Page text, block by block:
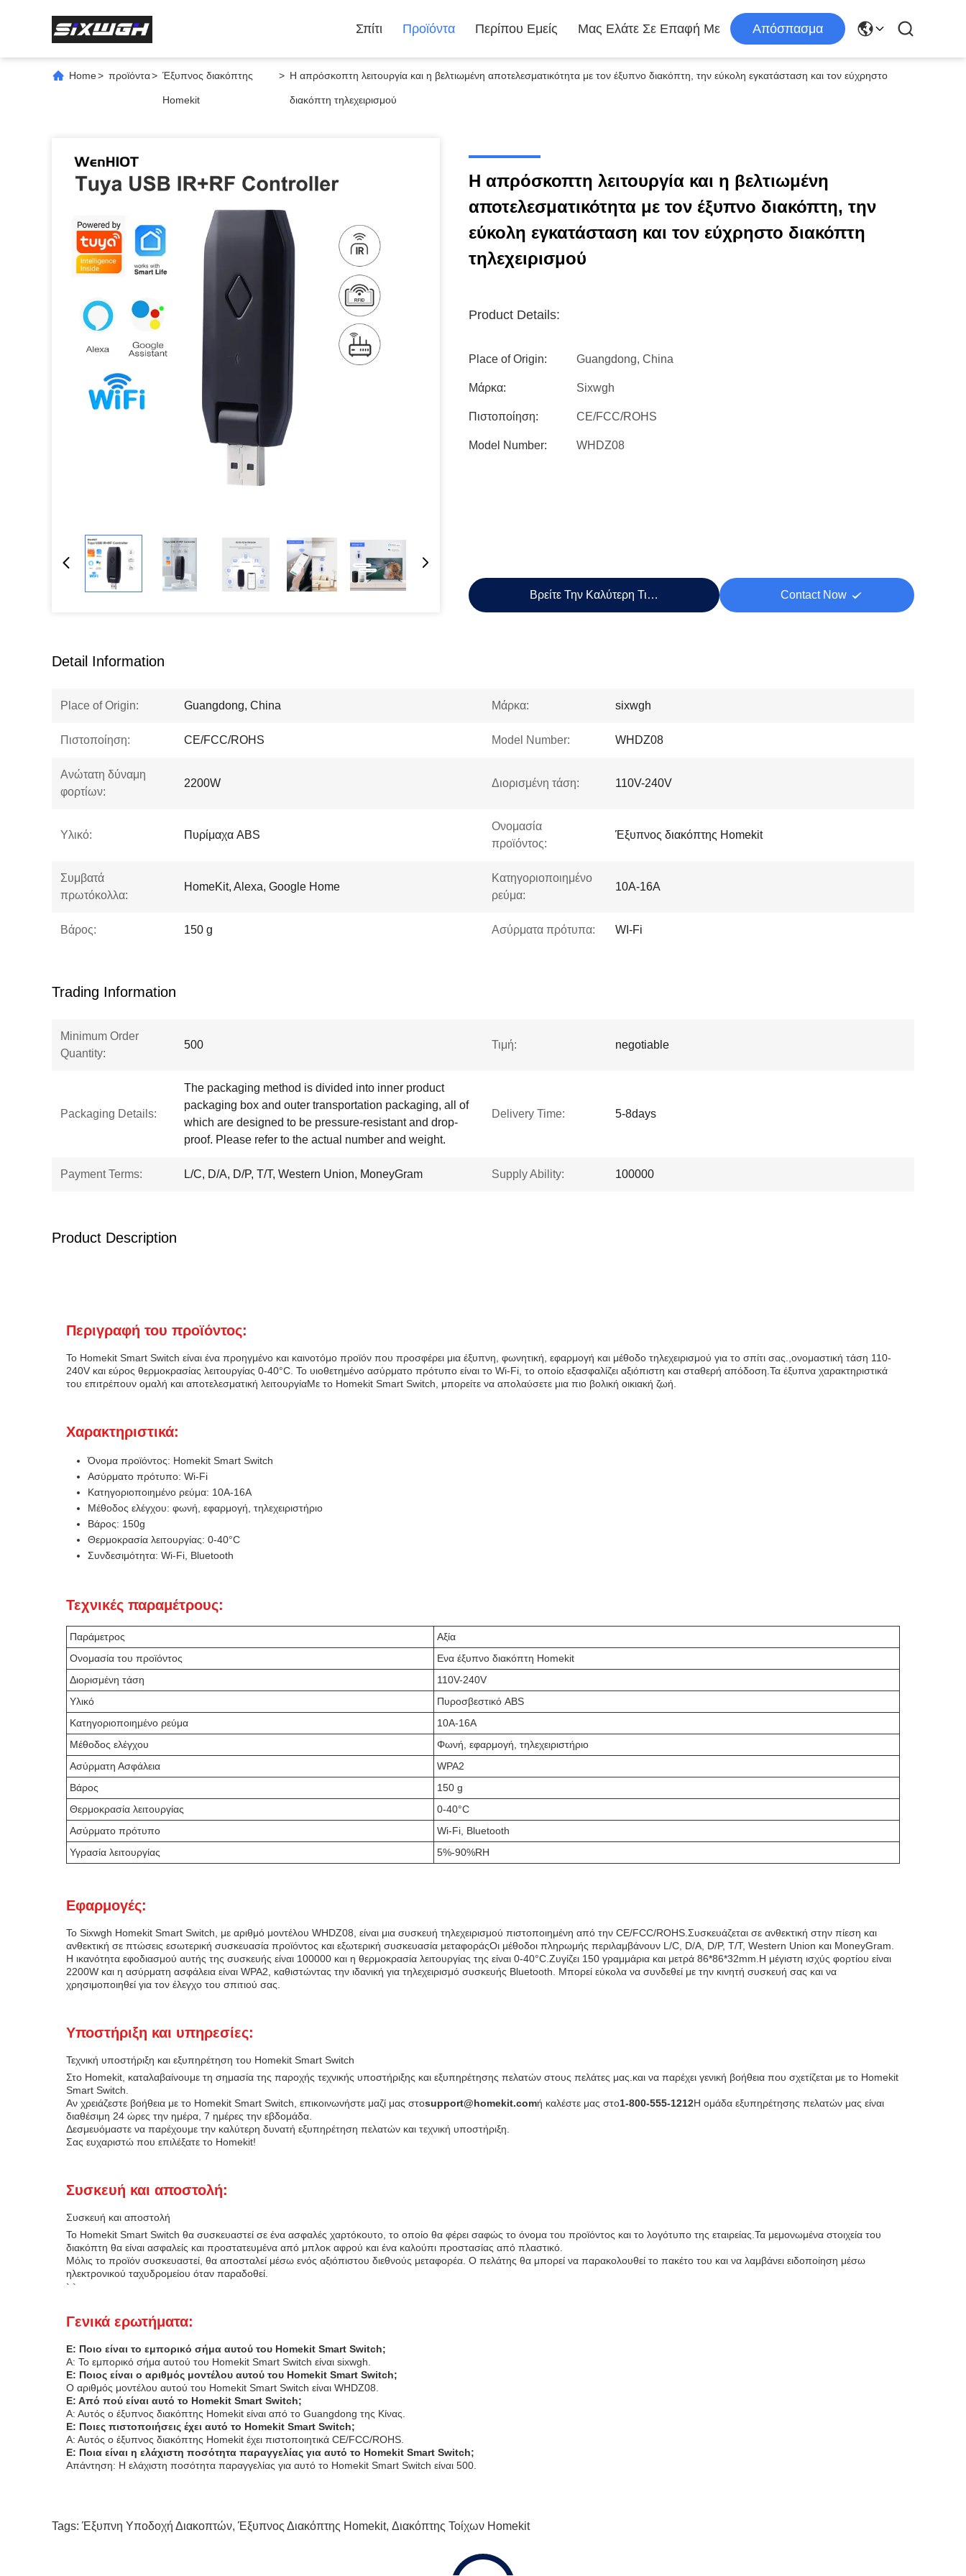
Σπίτι Προϊόντα Περίπου Εμείς Μας Ελάτε Σε Επαφή Με Απόσπασμα
Home> προϊόντα> Έξυπνος διακόπτης
Homekit
> Η απρόσκοπτη λειτουργία και η βελτιωμένη αποτελεσματικότητα με τον έξυπνο διακόπτη, την εύκολη εγκατάσταση και τον εύχρηστο
διακόπτη τηλεχειρισμού
Η απρόσκοπτη λειτουργία και η βελτιωμένη
αποτελεσματικότητα με τον έξυπνο διακόπτη, την
εύκολη εγκατάσταση και τον εύχρηστο διακόπτη
τηλεχειρισμού
Product Details:
Place of Origin: Guangdong, China
Μάρκα: Sixwgh
Πιστοποίηση: CE/FCC/ROHS
Model Number: WHDZ08
Βρείτε Την Καλύτερη Τιμή Contact Now
Detail Information
Place of Origin: Guangdong, China Μάρκα: sixwgh
Πιστοποίηση: CE/FCC/ROHS Model Number: WHDZ08
Ανώτατη δύναμη
φορτίων:
2200W Διορισμένη τάση: 110V-240V
Υλικό: Πυρίμαχα ABS
Ονομασία
προϊόντος:
Έξυπνος διακόπτης Homekit
Συμβατά
πρωτόκολλα:
HomeKit, Alexa, Google Home
Κατηγοριοποιημένο
ρεύμα:
10A-16A
Βάρος: 150 g Ασύρματα πρότυπα: WI-Fi
Trading Information
Minimum Order
Quantity:
500 Τιμή: negotiable
Packaging Details:
The packaging method is divided into inner product
packaging box and outer transportation packaging, all of
which are designed to be pressure-resistant and drop-
proof. Please refer to the actual number and weight.
Delivery Time: 5-8days
Payment Terms: L/C, D/A, D/P, T/T, Western Union, MoneyGram Supply Ability: 100000
Product Description
Περιγραφή του προϊόντος:
Το Homekit Smart Switch είναι ένα προηγμένο και καινοτόμο προϊόν που προσφέρει μια έξυπνη, φωνητική, εφαρμογή και μέθοδο τηλεχειρισμού για το σπίτι σας.,ονομαστική τάση 110-
240V και εύρος θερμοκρασίας λειτουργίας 0-40°C. Το υιοθετημένο ασύρματο πρότυπο είναι το Wi-Fi, το οποίο εξασφαλίζει αξιόπιστη και σταθερή απόδοση.Τα έξυπνα χαρακτηριστικά
του επιτρέπουν ομαλή και αποτελεσματική λειτουργίαΜε το Homekit Smart Switch, μπορείτε να απολαύσετε μια πιο βολική οικιακή ζωή.
Χαρακτηριστικά:
Όνομα προϊόντος: Homekit Smart Switch
Ασύρματο πρότυπο: Wi-Fi
Κατηγοριοποιημένο ρεύμα: 10A-16A
Μέθοδος ελέγχου: φωνή, εφαρμογή, τηλεχειριστήριο
Βάρος: 150g
Θερμοκρασία λειτουργίας: 0-40°C
Συνδεσιμότητα: Wi-Fi, Bluetooth
Τεχνικές παραμέτρους:
Παράμετρος
Αξία
Ονομασία του προϊόντος
Ενα έξυπνο διακόπτη Homekit
Διορισμένη τάση
110V-240V
Υλικό
Πυροσβεστικό ABS
Κατηγοριοποιημένο ρεύμα
10Α-16Α
Μέθοδος ελέγχου
Φωνή, εφαρμογή, τηλεχειριστήριο
Ασύρματη Ασφάλεια
WPA2
Βάρος
150 g
Θερμοκρασία λειτουργίας
0-40°C
Ασύρματο πρότυπο
Wi-Fi, Bluetooth
Υγρασία λειτουργίας
5%-90%RH
Εφαρμογές:
Το Sixwgh Homekit Smart Switch, με αριθμό μοντέλου WHDZ08, είναι μια συσκευή τηλεχειρισμού πιστοποιημένη από την CE/FCC/ROHS.Συσκευάζεται σε ανθεκτική στην πίεση και
ανθεκτική σε πτώσεις εσωτερική συσκευασία προϊόντος και εξωτερική συσκευασία μεταφοράςΟι μέθοδοι πληρωμής περιλαμβάνουν L/C, D/A, D/P, T/T, Western Union και MoneyGram.
Η ικανότητα εφοδιασμού αυτής της συσκευής είναι 100000 και η θερμοκρασία λειτουργίας της είναι 0-40°C.Ζυγίζει 150 γραμμάρια και μετρά 86*86*32mm.Η μέγιστη ισχύς φορτίου είναι
2200W και η ασύρματη ασφάλεια είναι WPA2, καθιστώντας την ιδανική για τηλεχειρισμό συσκευής Bluetooth. Μπορεί εύκολα να συνδεθεί με την κινητή συσκευή σας και να
χρησιμοποιηθεί για τον έλεγχο του σπιτιού σας.
Υποστήριξη και υπηρεσίες:
Τεχνική υποστήριξη και εξυπηρέτηση του Homekit Smart Switch
Στο Homekit, καταλαβαίνουμε τη σημασία της παροχής τεχνικής υποστήριξης και εξυπηρέτησης πελατών στους πελάτες μας.και να παρέχει γενική βοήθεια που σχετίζεται με το Homekit
Smart Switch.
Αν χρειάζεστε βοήθεια με το Homekit Smart Switch, επικοινωνήστε μαζί μας στοsupport@homekit.comή καλέστε μας στο1-800-555-1212Η ομάδα εξυπηρέτησης πελατών μας είναι
διαθέσιμη 24 ώρες την ημέρα, 7 ημέρες την εβδομάδα.
Δεσμευόμαστε να παρέχουμε την καλύτερη δυνατή εξυπηρέτηση πελατών και τεχνική υποστήριξη.
Σας ευχαριστώ που επιλέξατε το Homekit!
Συσκευή και αποστολή:
Συσκευή και αποστολή
Το Homekit Smart Switch θα συσκευαστεί σε ένα ασφαλές χαρτόκουτο, το οποίο θα φέρει σαφώς το όνομα του προϊόντος και το λογότυπο της εταιρείας.Τα μεμονωμένα στοιχεία του
διακόπτη θα είναι ασφαλείς και προστατευμένα από μπλοκ αφρού και ένα καλούπι προστασίας από πλαστικό.
Μόλις το προϊόν συσκευαστεί, θα αποσταλεί μέσω ενός αξιόπιστου διεθνούς μεταφορέα. Ο πελάτης θα μπορεί να παρακολουθεί το πακέτο του και να λαμβάνει ειδοποίηση μέσω
ηλεκτρονικού ταχυδρομείου όταν παραδοθεί.
` `
Γενικά ερωτήματα:
Ε: Ποιο είναι το εμπορικό σήμα αυτού του Homekit Smart Switch;
Α: Το εμπορικό σήμα αυτού του Homekit Smart Switch είναι sixwgh.
Ε: Ποιος είναι ο αριθμός μοντέλου αυτού του Homekit Smart Switch;
Ο αριθμός μοντέλου αυτού του Homekit Smart Switch είναι WHDZ08.
Ε: Από πού είναι αυτό το Homekit Smart Switch;
Α: Αυτός ο έξυπνος διακόπτης Homekit είναι από το Guangdong της Κίνας.
Ε: Ποιες πιστοποιήσεις έχει αυτό το Homekit Smart Switch;
Α: Αυτός ο έξυπνος διακόπτης Homekit έχει πιστοποιητικά CE/FCC/ROHS.
Ε: Ποια είναι η ελάχιστη ποσότητα παραγγελίας για αυτό το Homekit Smart Switch;
Απάντηση: Η ελάχιστη ποσότητα παραγγελίας για αυτό το Homekit Smart Switch είναι 500.
Tags: Έξυπνη Υποδοχή Διακοπτών, Έξυπνος Διακόπτης Homekit, Διακόπτης Τοίχων Homekit